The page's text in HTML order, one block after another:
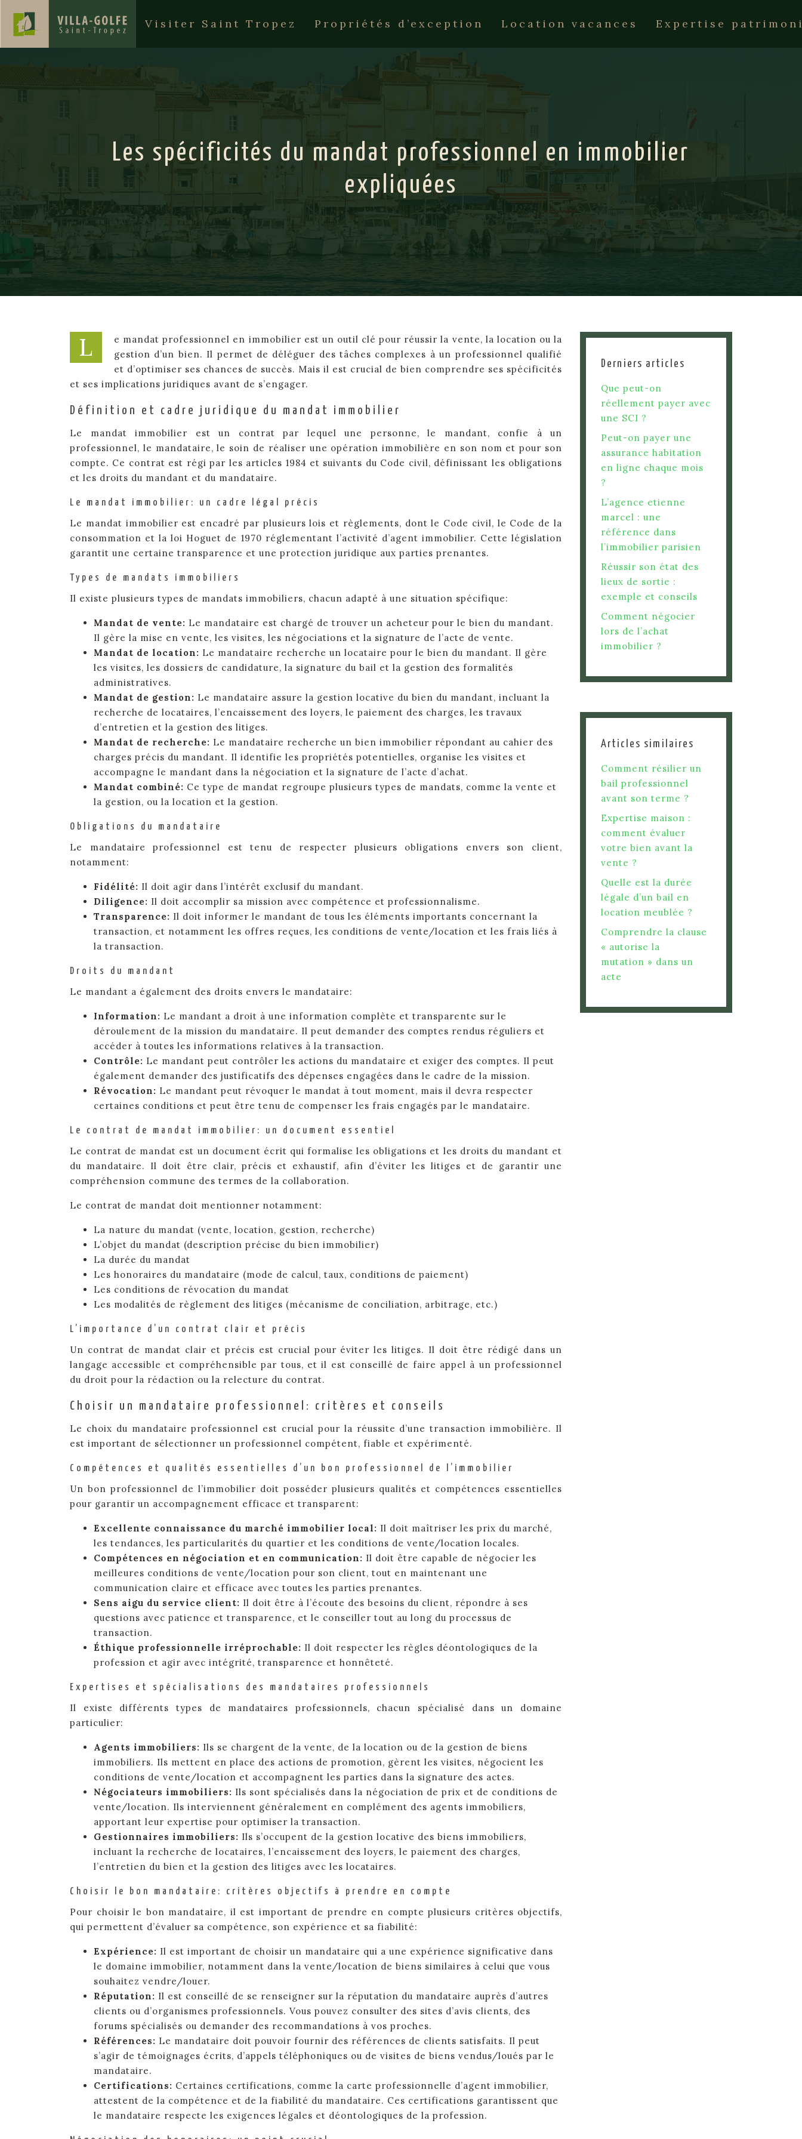
Visiter Saint Tropez Propriétés d’exception Location vacances Expertise
Les spécificités du mandat professionnel en immobilier
expliquées
L
e mandat professionnel en immobilier est un outil clé pour réussir la vente, la location ou la
gestion d’un bien. Il permet de déléguer des tâches complexes à un professionnel qualifié
et d’optimiser ses chances de succès. Mais il est crucial de bien comprendre ses spécificités
et ses implications juridiques avant de s’engager.
Définition et cadre juridique du mandat immobilier
Le mandat immobilier est un contrat par lequel une personne, le mandant, confie à un
professionnel, le mandataire, le soin de réaliser une opération immobilière en son nom et pour son
compte. Ce contrat est régi par les articles 1984 et suivants du Code civil, définissant les obligations
et les droits du mandant et du mandataire.
Le mandat immobilier: un cadre légal précis
Le mandat immobilier est encadré par plusieurs lois et règlements, dont le Code civil, le Code de la
consommation et la loi Hoguet de 1970 réglementant l’activité d’agent immobilier. Cette législation
garantit une certaine transparence et une protection juridique aux parties prenantes.
Types de mandats immobiliers
Il existe plusieurs types de mandats immobiliers, chacun adapté à une situation spécifique:
Mandat de vente: Le mandataire est chargé de trouver un acheteur pour le bien du mandant.
Il gère la mise en vente, les visites, les négociations et la signature de l’acte de vente.
Mandat de location: Le mandataire recherche un locataire pour le bien du mandant. Il gère
les visites, les dossiers de candidature, la signature du bail et la gestion des formalités
administratives.
Mandat de gestion: Le mandataire assure la gestion locative du bien du mandant, incluant la
recherche de locataires, l’encaissement des loyers, le paiement des charges, les travaux
d’entretien et la gestion des litiges.
Mandat de recherche: Le mandataire recherche un bien immobilier répondant au cahier des
charges précis du mandant. Il identifie les propriétés potentielles, organise les visites et
accompagne le mandant dans la négociation et la signature de l’acte d’achat.
Mandat combiné: Ce type de mandat regroupe plusieurs types de mandats, comme la vente et
la gestion, ou la location et la gestion.
Obligations du mandataire
Le mandataire professionnel est tenu de respecter plusieurs obligations envers son client,
notamment:
Fidélité: Il doit agir dans l’intérêt exclusif du mandant.
Diligence: Il doit accomplir sa mission avec compétence et professionnalisme.
Transparence: Il doit informer le mandant de tous les éléments importants concernant la
transaction, et notamment les offres reçues, les conditions de vente/location et les frais liés à
la transaction.
Droits du mandant
Le mandant a également des droits envers le mandataire:
Information: Le mandant a droit à une information complète et transparente sur le
déroulement de la mission du mandataire. Il peut demander des comptes rendus réguliers et
accéder à toutes les informations relatives à la transaction.
Contrôle: Le mandant peut contrôler les actions du mandataire et exiger des comptes. Il peut
également demander des justificatifs des dépenses engagées dans le cadre de la mission.
Révocation: Le mandant peut révoquer le mandat à tout moment, mais il devra respecter
certaines conditions et peut être tenu de compenser les frais engagés par le mandataire.
Le contrat de mandat immobilier: un document essentiel
Le contrat de mandat est un document écrit qui formalise les obligations et les droits du mandant et
du mandataire. Il doit être clair, précis et exhaustif, afin d’éviter les litiges et de garantir une
compréhension commune des termes de la collaboration.
Le contrat de mandat doit mentionner notamment:
La nature du mandat (vente, location, gestion, recherche)
L’objet du mandat (description précise du bien immobilier)
La durée du mandat
Les honoraires du mandataire (mode de calcul, taux, conditions de paiement)
Les conditions de révocation du mandat
Les modalités de règlement des litiges (mécanisme de conciliation, arbitrage, etc.)
L’importance d’un contrat clair et précis
Un contrat de mandat clair et précis est crucial pour éviter les litiges. Il doit être rédigé dans un
langage accessible et compréhensible par tous, et il est conseillé de faire appel à un professionnel
du droit pour la rédaction ou la relecture du contrat.
Choisir un mandataire professionnel: critères et conseils
Le choix du mandataire professionnel est crucial pour la réussite d’une transaction immobilière. Il
est important de sélectionner un professionnel compétent, fiable et expérimenté.
Compétences et qualités essentielles d’un bon professionnel de l’immobilier
Un bon professionnel de l’immobilier doit posséder plusieurs qualités et compétences essentielles
pour garantir un accompagnement efficace et transparent:
Excellente connaissance du marché immobilier local: Il doit maîtriser les prix du marché,
les tendances, les particularités du quartier et les conditions de vente/location locales.
Compétences en négociation et en communication: Il doit être capable de négocier les
meilleures conditions de vente/location pour son client, tout en maintenant une
communication claire et efficace avec toutes les parties prenantes.
Sens aigu du service client: Il doit être à l’écoute des besoins du client, répondre à ses
questions avec patience et transparence, et le conseiller tout au long du processus de
transaction.
Éthique professionnelle irréprochable: Il doit respecter les règles déontologiques de la
profession et agir avec intégrité, transparence et honnêteté.
Expertises et spécialisations des mandataires professionnels
Il existe différents types de mandataires professionnels, chacun spécialisé dans un domaine
particulier:
Agents immobiliers: Ils se chargent de la vente, de la location ou de la gestion de biens
immobiliers. Ils mettent en place des actions de promotion, gèrent les visites, négocient les
conditions de vente/location et accompagnent les parties dans la signature des actes.
Négociateurs immobiliers: Ils sont spécialisés dans la négociation de prix et de conditions de
vente/location. Ils interviennent généralement en complément des agents immobiliers,
apportant leur expertise pour optimiser la transaction.
Gestionnaires immobiliers: Ils s’occupent de la gestion locative des biens immobiliers,
incluant la recherche de locataires, l’encaissement des loyers, le paiement des charges,
l’entretien du bien et la gestion des litiges avec les locataires.
Choisir le bon mandataire: critères objectifs à prendre en compte
Pour choisir le bon mandataire, il est important de prendre en compte plusieurs critères objectifs,
qui permettent d’évaluer sa compétence, son expérience et sa fiabilité:
Expérience: Il est important de choisir un mandataire qui a une expérience significative dans
le domaine immobilier, notamment dans la vente/location de biens similaires à celui que vous
souhaitez vendre/louer.
Réputation: Il est conseillé de se renseigner sur la réputation du mandataire auprès d’autres
clients ou d’organismes professionnels. Vous pouvez consulter des sites d’avis clients, des
forums spécialisés ou demander des recommandations à vos proches.
Références: Le mandataire doit pouvoir fournir des références de clients satisfaits. Il peut
s’agir de témoignages écrits, d’appels téléphoniques ou de visites de biens vendus/loués par le
mandataire.
Certifications: Certaines certifications, comme la carte professionnelle d’agent immobilier,
attestent de la compétence et de la fiabilité du mandataire. Ces certifications garantissent que
le mandataire respecte les exigences légales et déontologiques de la profession.
Derniers articles
Que peut-on
réellement payer avec
une SCI ?
Peut-on payer une
assurance habitation
en ligne chaque mois
?
L’agence etienne
marcel : une
référence dans
l’immobilier parisien
Réussir son état des
lieux de sortie :
exemple et conseils
Comment négocier
lors de l’achat
immobilier ?
Articles similaires
Comment résilier un
bail professionnel
avant son terme ?
Expertise maison :
comment évaluer
votre bien avant la
vente ?
Quelle est la durée
légale d’un bail en
location meublée ?
Comprendre la clause
« autorise la
mutation » dans un
acte